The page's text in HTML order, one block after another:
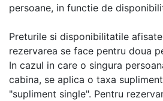
persoane, in functie de
Preturile si disponibilitatile
rezervarea se face pentru doua
In cazul in care o singura
cabina, se aplica o taxa
"supliment single". Pentru